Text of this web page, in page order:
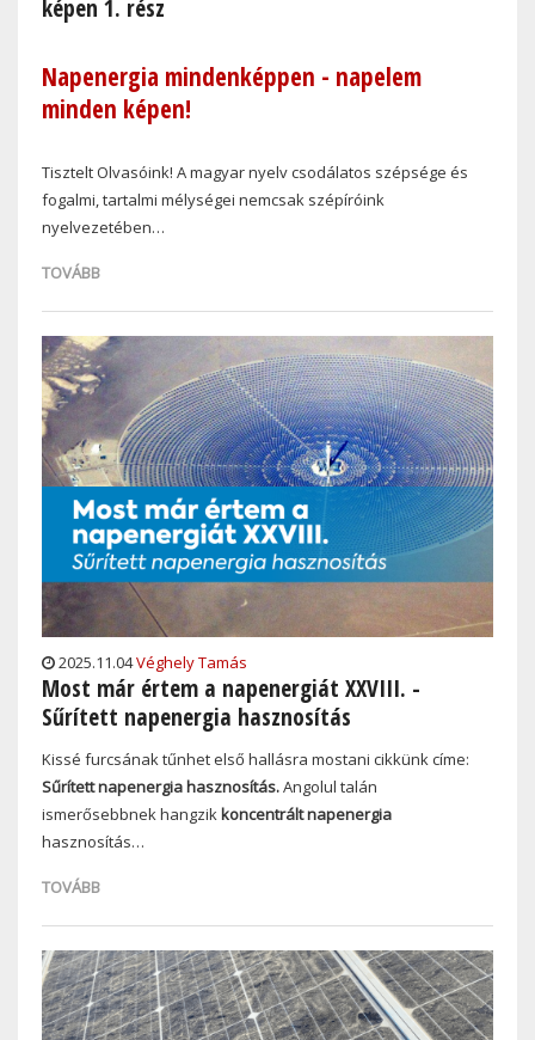
képen 1. rész
Napenergia mindenképpen - napelem
minden képen!
Tisztelt Olvasóink! A magyar nyelv csodálatos szépsége és
fogalmi, tartalmi mélységei nemcsak szépíróink
nyelvezetében…
TOVÁBB
2025.11.04Véghely Tamás
Most már értem a napenergiát XXVIII. -
Sűrített napenergia hasznosítás
Kissé furcsának tűnhet első hallásra mostani cikkünk címe:
Sűrített napenergia hasznosítás.Angolul talán
ismerősebbnek hangzikkoncentrált napenergia
hasznosítás…
TOVÁBB